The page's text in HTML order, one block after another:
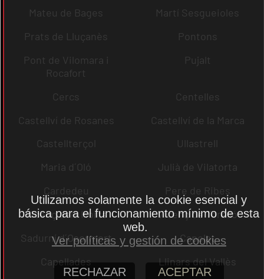
Mateu de Bages
Martí Sesgueioles
Prats de Lluçanès
Pontons
Pont de Vilomara i
Rocafort
Pujalt
Cercs
Centelles
Castellví de Rosanes
Castellví de la Marca
Castellterçol
Ullastrell
Maria d´Oló
Julià de Vilatorta
Cardedeu
Pere de Ribes
Vicenç dels Horts
Vicenç de Torelló
Sadurní d´Osormort
Capolat
Capellades
Llinars del Vallès
Utilizamos solamente la cookie esencial y
básica para el funcionamiento mínimo de esta
web.
Ver políticas y gestión de cookies
RECHAZAR ACEPTAR